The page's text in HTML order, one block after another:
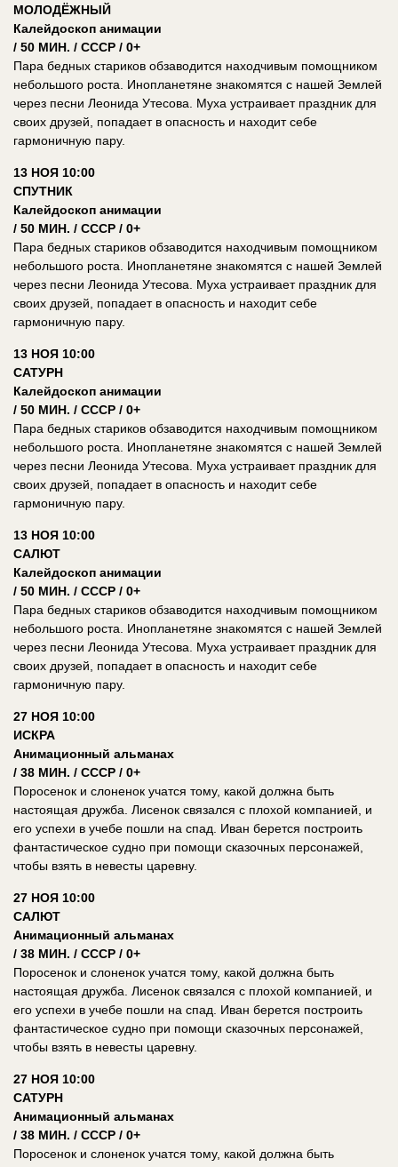
МОЛОДЁЖНЫЙ
Калейдоскоп анимации
/ 50 МИН. / СССР / 0+
Пара бедных стариков обзаводится находчивым помощником
небольшого роста. Инопланетяне знакомятся с нашей Землей
через песни Леонида Утесова. Муха устраивает праздник для
своих друзей, попадает в опасность и находит себе
гармоничную пару.
13 НОЯ 10:00
СПУТНИК
Калейдоскоп анимации
/ 50 МИН. / СССР / 0+
Пара бедных стариков обзаводится находчивым помощником
небольшого роста. Инопланетяне знакомятся с нашей Землей
через песни Леонида Утесова. Муха устраивает праздник для
своих друзей, попадает в опасность и находит себе
гармоничную пару.
13 НОЯ 10:00
САТУРН
Калейдоскоп анимации
/ 50 МИН. / СССР / 0+
Пара бедных стариков обзаводится находчивым помощником
небольшого роста. Инопланетяне знакомятся с нашей Землей
через песни Леонида Утесова. Муха устраивает праздник для
своих друзей, попадает в опасность и находит себе
гармоничную пару.
13 НОЯ 10:00
САЛЮТ
Калейдоскоп анимации
/ 50 МИН. / СССР / 0+
Пара бедных стариков обзаводится находчивым помощником
небольшого роста. Инопланетяне знакомятся с нашей Землей
через песни Леонида Утесова. Муха устраивает праздник для
своих друзей, попадает в опасность и находит себе
гармоничную пару.
27 НОЯ 10:00
ИСКРА
Анимационный альманах
/ 38 МИН. / СССР / 0+
Поросенок и слоненок учатся тому, какой должна быть
настоящая дружба. Лисенок связался с плохой компанией, и
его успехи в учебе пошли на спад. Иван берется построить
фантастическое судно при помощи сказочных персонажей,
чтобы взять в невесты царевну.
27 НОЯ 10:00
САЛЮТ
Анимационный альманах
/ 38 МИН. / СССР / 0+
Поросенок и слоненок учатся тому, какой должна быть
настоящая дружба. Лисенок связался с плохой компанией, и
его успехи в учебе пошли на спад. Иван берется построить
фантастическое судно при помощи сказочных персонажей,
чтобы взять в невесты царевну.
27 НОЯ 10:00
САТУРН
Анимационный альманах
/ 38 МИН. / СССР / 0+
Поросенок и слоненок учатся тому, какой должна быть